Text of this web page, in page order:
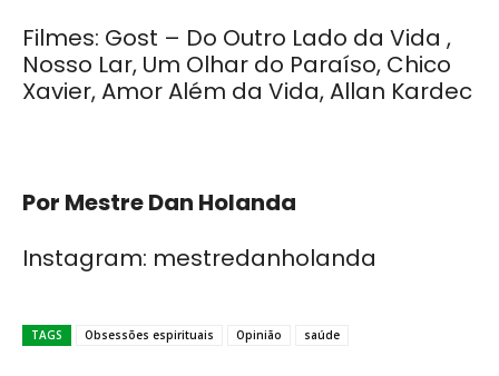
Filmes: Gost – Do Outro Lado da Vida ,
Nosso Lar, Um Olhar do Paraíso, Chico
Xavier, Amor Além da Vida, Allan Kardec
Por Mestre Dan Holanda
Instagram: mestredanholanda
TAGS Obsessões espirituais Opinião saúde